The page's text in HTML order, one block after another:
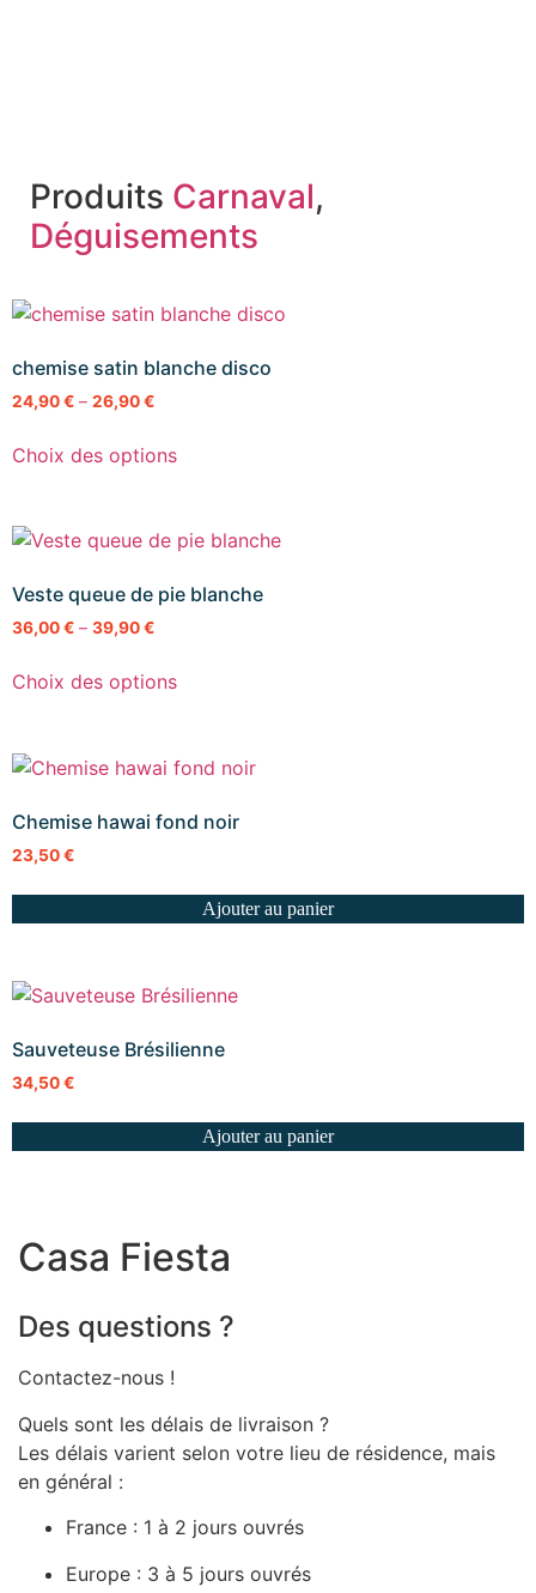
Produits Carnaval,
Déguisements
chemise satin blanche disco
24,90€ – 26,90€
Choix des options
Veste queue de pie blanche
36,00€ – 39,90€
Choix des options
Chemise hawai fond noir
23,50€
Ajouter au panier
Sauveteuse Brésilienne
34,50€
Ajouter au panier
Casa Fiesta
Des questions ?
Contactez-nous !
Quels sont les délais de livraison ?
Les délais varient selon votre lieu de résidence, mais
en général :
France : 1 à 2 jours ouvrés
Europe : 3 à 5 jours ouvrés